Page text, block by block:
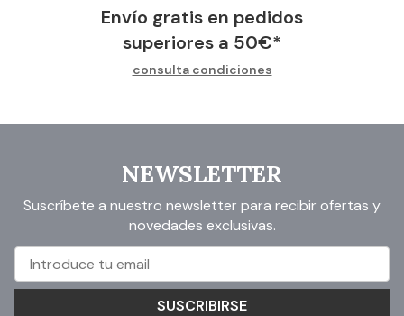
Envío gratis en pedidos
superiores a 50€*
consulta condiciones
NEWSLETTER
Suscríbete a nuestro newsletter para recibir ofertas y
novedades exclusivas.
SUSCRIBIRSE